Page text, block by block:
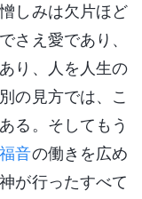
しみは欠片ほど
さえ愛であり、
り、人を人生の
の見方では、こ
る。そしてもう
福音の働きを広め
が行ったすべて